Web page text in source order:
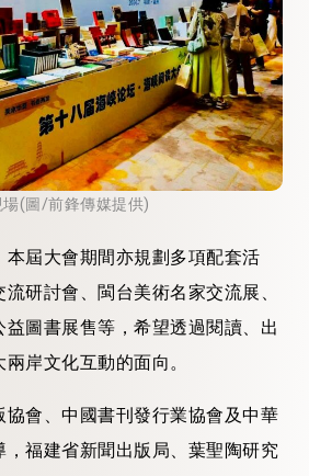
(圖/前鋒傳媒提供)
本屆大會期間亦規劃多項配套活
研討會、閩台美術名家交流展、
圖書展售等，希望透過閱讀、出
岸文化互動的面向。
會、中國書刊發行業協會及中華
，福建省新聞出版局、葉聖陶研究